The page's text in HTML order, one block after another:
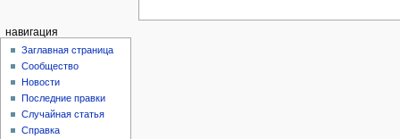
навигация
Заглавная страница
Сообщество
Новости
Последние правки
Случайная статья
Справка